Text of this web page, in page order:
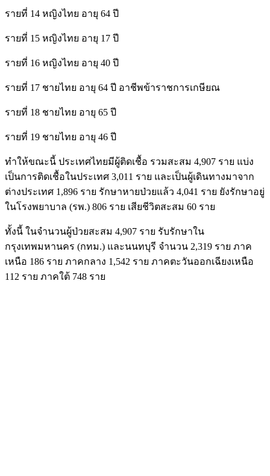
รายที่ 14 หญิงไทย อายุ 64 ปี
รายที่ 15 หญิงไทย อายุ 17 ปี
รายที่ 16 หญิงไทย อายุ 40 ปี
รายที่ 17 ชายไทย อายุ 64 ปี อาชีพข้าราชการเกษียณ
รายที่ 18 ชายไทย อายุ 65 ปี
รายที่ 19 ชายไทย อายุ 46 ปี
ทำให้ขณะนี้ ประเทศไทยมีผู้ติดเชื้อ รวมสะสม 4,907 ราย แบ่ง
เป็นการติดเชื้อในประเทศ 3,011 ราย และเป็นผู้เดินทางมาจาก
ต่างประเทศ 1,896 ราย รักษาหายป่วยแล้ว 4,041 ราย ยังรักษาอยู่
ในโรงพยาบาล (รพ.) 806 ราย เสียชีวิตสะสม 60 ราย
ทั้งนี้ ในจำนวนผู้ป่วยสะสม 4,907 ราย รับรักษาใน
กรุงเทพมหานคร (กทม.) และนนทบุรี จำนวน 2,319 ราย ภาค
เหนือ 186 ราย ภาคกลาง 1,542 ราย ภาคตะวันออกเฉียงเหนือ
112 ราย ภาคใต้ 748 ราย